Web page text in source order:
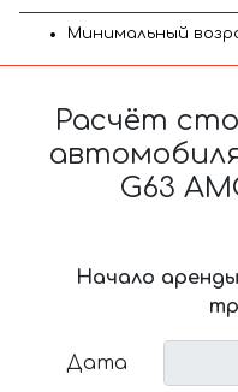
Минимальный
Расчёт
G63
Начало
Дата